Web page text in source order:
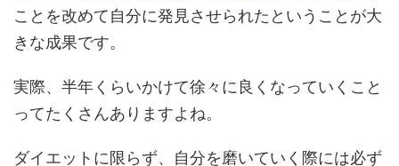
ことを改めて自分に発見させられたということが大
きな成果です。
実際、半年くらいかけて徐々に良くなっていくこと
ってたくさんありますよね。
ダイエットに限らず、自分を磨いていく際には必ず